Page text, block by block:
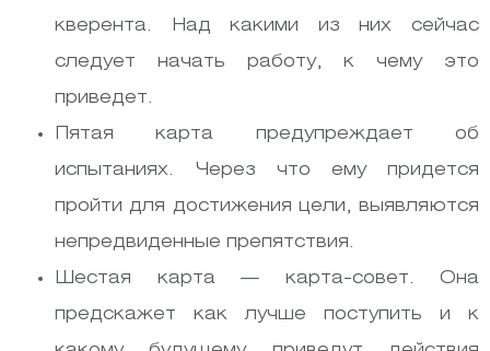
кверента. Над какими из них сейчас
следует начать работу, к чему это
приведет.
Пятая карта предупреждает об
испытаниях. Через что ему придется
пройти для достижения цели, выявляются
непредвиденные препятствия.
Шестая карта — карта-совет. Она
предскажет как лучше поступить и к